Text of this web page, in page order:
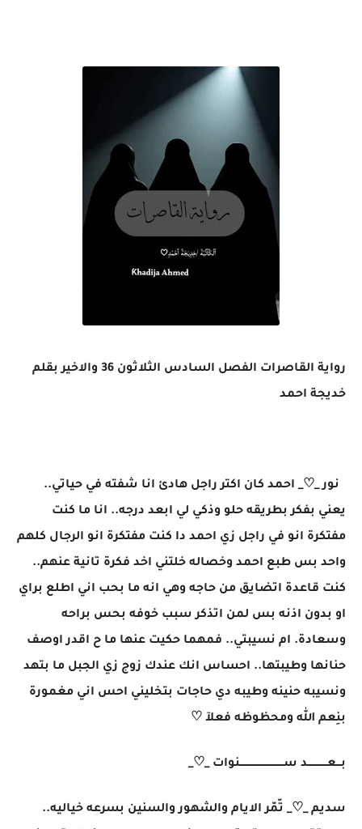
رواية القاصرات الفصل السادس الثلاثون 36 والاخير بقلم
خديجة احمد
نور _♡_ احمد كان اكتر راجل هادئ انا شفته في حياتي..
يعني بفكر بطريقه حلو وذكي لي ابعد درجه.. انا ما كنت
مفتكرة انو في راجل زي احمد دا كنت مفتكرة انو الرجال كلهم
واحد بس طبع احمد وخصاله خلتني اخد فكرة تانية عنهم..
كنت قاعدة اتضايق من حاجه وهي انه ما بحب اني اطلع براي
او بدون اذنه بس لمن اتذكر سبب خوفه بحس براحه
وسعادة. ام نسيبتي.. فمهما حكيت عنها ما ح اقدر اوصف
حنانها وطيبتها.. احساس انك عندك زوج زي الجبل ما بتهد
ونسيبه حنينه وطيبه دي حاجات بتخليني احس اني مغمورة
بنِعم الله ومحظوظه فعلآ ♡
بـــعــــــــــــد ســـــــــــــــــــــــــــنوات _♡_
سديم _♡_ تّمّر الايام والشهور والسنين بسرعه خياليه..